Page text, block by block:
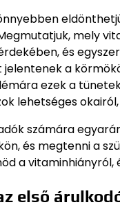
mely
és
a
ezek a
lehetséges
számára
és megtenni a
a
első